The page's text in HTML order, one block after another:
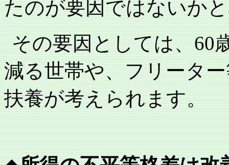
たのが要因ではないか
その要因としては、60
減る世帯や、フリータ
扶養が考えられます。